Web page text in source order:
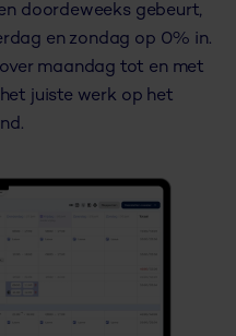
doordeweeks gebeurt,
en zondag op 0% in.
maandag tot en met
juiste werk op het